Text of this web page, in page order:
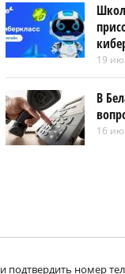
19
В
16
и подтвердить номер